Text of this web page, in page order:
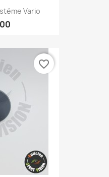
Vario
favorite_border